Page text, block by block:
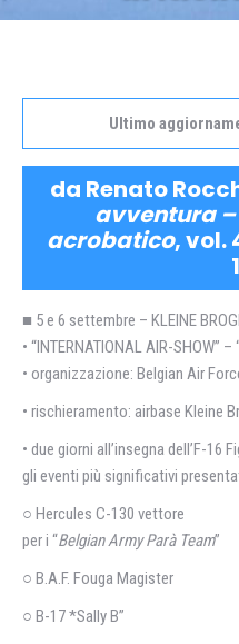
Ultimo
da Renato
avventura
acrobatico, vol.
■ 5 e 6 settembre – KLEINE
• “INTERNATIONAL AIR-SHOW”
• organizzazione: Belgian Air
• rischieramento: airbase Kleine
• due giorni all’insegna dell’F-16
gli eventi più significativi
○ Hercules C-130 vettore
per i “Belgian Army Parà Team”
○ B.A.F. Fouga Magister
○ B-17 *Sally B”